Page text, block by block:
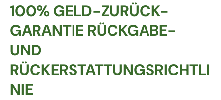
100% GELD-ZURÜCK-
GARANTIE RÜCKGABE-
UND
RÜCKERSTATTUNGSRICHTLI
NIE